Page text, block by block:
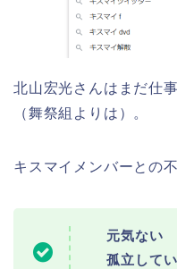
北山宏光さんはまだ仕
（舞祭組よりは）。
キスマイメンバーとの
元気ない
孤立して